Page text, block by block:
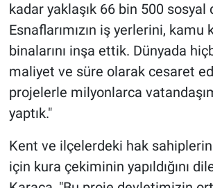
kadar yaklaşık 66 bin 500 sosyal
Esnaflarımızın iş yerlerini, kamu
binalarını inşa ettik. Dünyada
maliyet ve süre olarak cesaret
projelerle milyonlarca
yaptık."
Kent ve ilçelerdeki hak
için kura çekiminin yapıldığını